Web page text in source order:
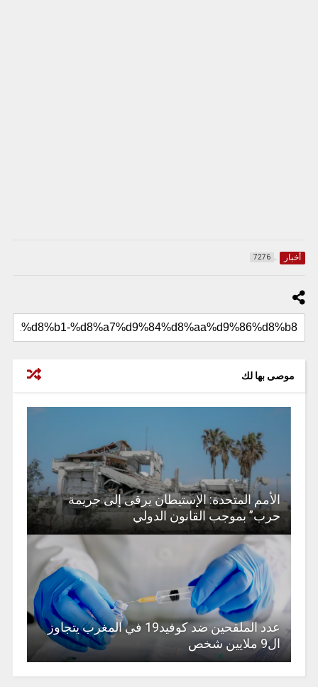
أخبار 7276
موصى بها لك
الأمم المتحدة: الإستيطان يرقى إلى جريمة
حرب” بموجب القانون الدولي
عدد الملقحين ضد كوفيد19 في المغرب يتجاوز
ال9 ملايين شخص